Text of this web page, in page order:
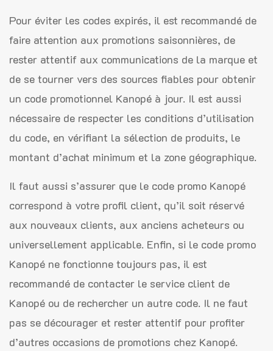
Pour éviter les codes expirés, il est recommandé de
faire attention aux promotions saisonnières, de
rester attentif aux communications de la marque et
de se tourner vers des sources fiables pour obtenir
un code promotionnel Kanopé à jour. Il est aussi
nécessaire de respecter les conditions d’utilisation
du code, en vérifiant la sélection de produits, le
montant d’achat minimum et la zone géographique.
Il faut aussi s’assurer que le code promo Kanopé
correspond à votre profil client, qu’il soit réservé
aux nouveaux clients, aux anciens acheteurs ou
universellement applicable. Enfin, si le code promo
Kanopé ne fonctionne toujours pas, il est
recommandé de contacter le service client de
Kanopé ou de rechercher un autre code. Il ne faut
pas se décourager et rester attentif pour profiter
d’autres occasions de promotions chez Kanopé.